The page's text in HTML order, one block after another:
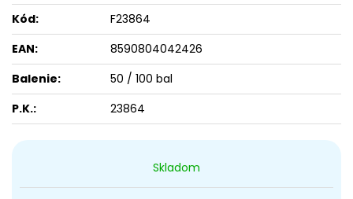
Skladom
Kód:
F23864
EAN:
8590804042426
Balenie:
50 / 100 bal
P.K.:
23864